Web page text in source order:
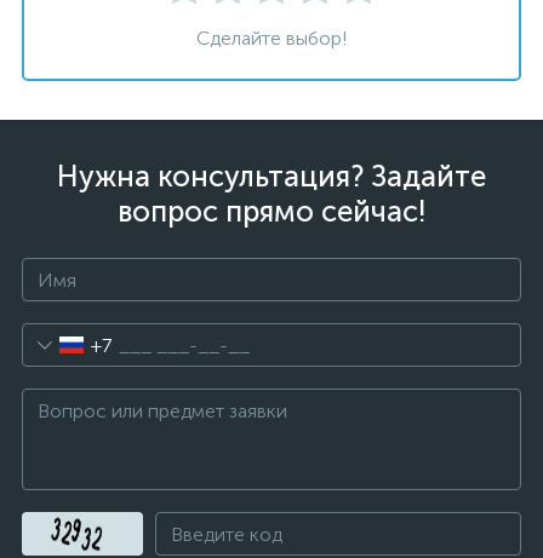
Сделайте выбор!
Нужна консультация? Задайте
вопрос прямо сейчас!
+7